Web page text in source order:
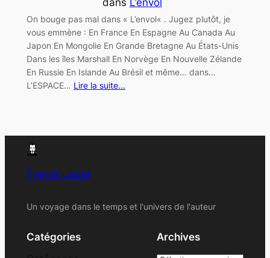
dans L’envol
On bouge pas mal dans « L’envol« . Jugez plutôt, je
vous emmène : En France En Espagne Au Canada Au
Japon En Mongolie En Grande Bretagne Au États-Unis
Dans les îles Marshall En Norvège En Nouvelle Zélande
En Russie En Islande Au Brésil et même… dans…
L’ESPACE… Lire la suite…
Franck Labat
Un voyage dans le temps et l'univers de l'auteur
Catégories
Archives